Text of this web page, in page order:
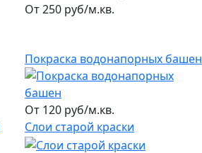
От 250 руб/м.кв.
Покраска водонапорных башен
От 120 руб/м.кв.
Слои старой краски